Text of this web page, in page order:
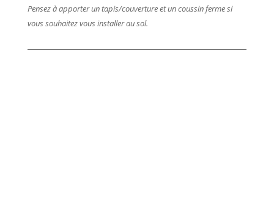
Pensez à apporter un tapis/couverture et un coussin ferme si
vous souhaitez vous installer au sol.